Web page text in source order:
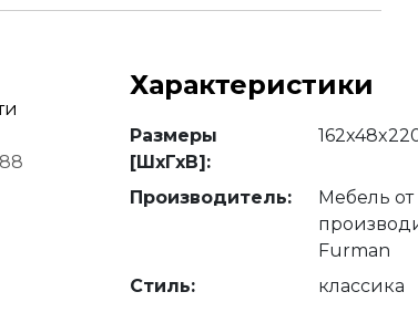
Характеристики
Размеры
[ШхГхВ]:
Производитель:
Мебель от
Furman
Стиль:
классика